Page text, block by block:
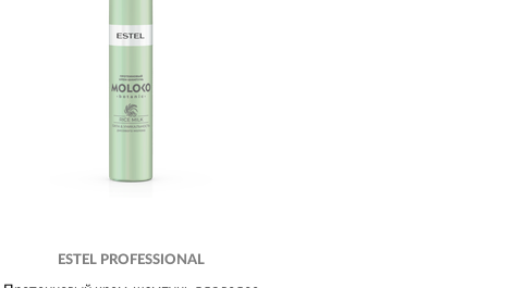
ESTEL PROFESSIONAL